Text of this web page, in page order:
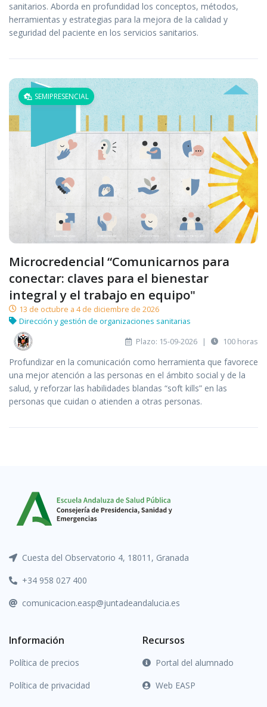
sanitarios. Aborda en profundidad los conceptos, métodos,
herramientas y estrategias para la mejora de la calidad y
seguridad del paciente en los servicios sanitarios.
SEMIPRESENCIAL
Microcredencial “Comunicarnos para
conectar: claves para el bienestar
integral y el trabajo en equipo"
13 de octubre a 4 de diciembre de 2026
Dirección y gestión de organizaciones sanitarias
Plazo: 15-09-2026
| 100 horas
Profundizar en la comunicación como herramienta que favorece
una mejor atención a las personas en el ámbito social y de la
salud, y reforzar las habilidades blandas “soft kills” en las
personas que cuidan o atienden a otras personas.
Cuesta del Observatorio 4, 18011, Granada
+34 958 027 400
comunicacion.easp@juntadeandalucia.es
Información
Política de precios
Política de privacidad
Recursos
Portal del alumnado
Web EASP